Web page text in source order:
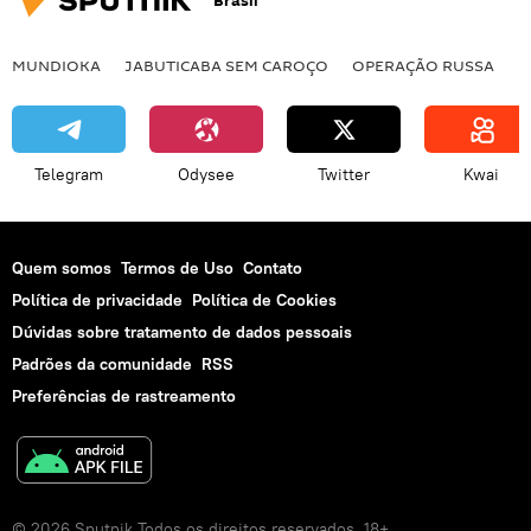
geopolítica
MUNDIOKA JABUTICABA SEM CAROÇO OPERAÇÃO RUSSA
Telegram Odysee Twitter Kwai
Quem somos Termos de Uso Contato
Política de privacidade Política de Cookies
Dúvidas sobre tratamento de dados pessoais
Padrões da comunidade RSS
Preferências de rastreamento